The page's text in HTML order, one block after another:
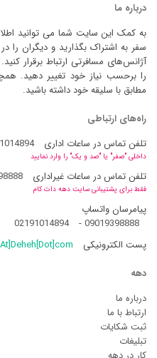
درباره ما
به کمک این سایت شما می توانید
سفر به اشتراک بگذارید و دیگران را
آژانس‌های مسافرتی ارتباط برقرار
را برحسب نیاز خود تغییر دهید.
مطابق با سلیقه خود داشته باشید.
راه‌های ارتباطی
تلفن تماس در ساعات اداری
داخلی "صفر" یا "صد و یک" را وارد نمایید
تلفن تماس در ساعات غیراداری
فقط برای پشتیبانی سایت دهه دات کام
پیامرسان واتساپ
09019398888
-
02191014894
پست الکترونیکی
دهه
درباره ما
ارتباط با ما
ثبت شکایات
تبلیغات